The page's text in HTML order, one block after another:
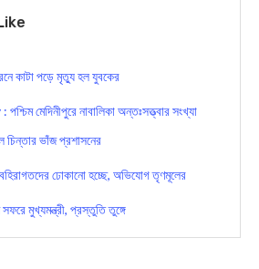
কাটা পড়ে মৃত্যু হল যুবকের
মেদিনীপুরে নাবালিকা অন্তঃসত্ত্বার সংখ্যা
চিন্তার ভাঁজ প্রশাসনের
ঢোকানো হচ্ছে, অভিযোগ তৃণমূলের
মুখ্যমন্ত্রী, প্রস্তুতি তুঙ্গে